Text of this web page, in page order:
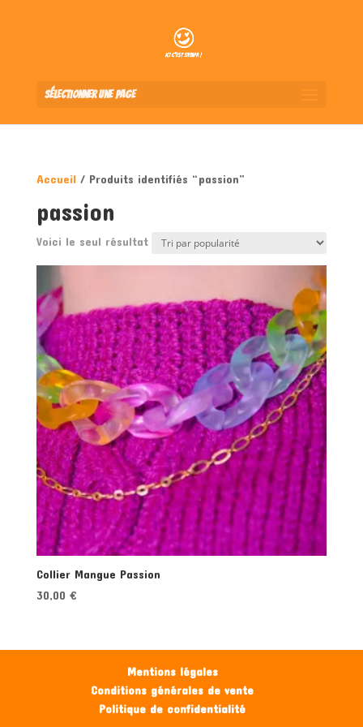
Sélectionner une page
Accueil / Produits identifiés “passion”
passion
Voici le seul résultat
Collier Mangue Passion
30,00 €
Mentions légales
Conditions générales de vente
Politique de confidentialité